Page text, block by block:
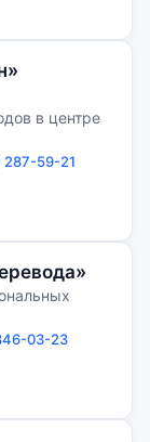
в центре
287-59-21
03-23